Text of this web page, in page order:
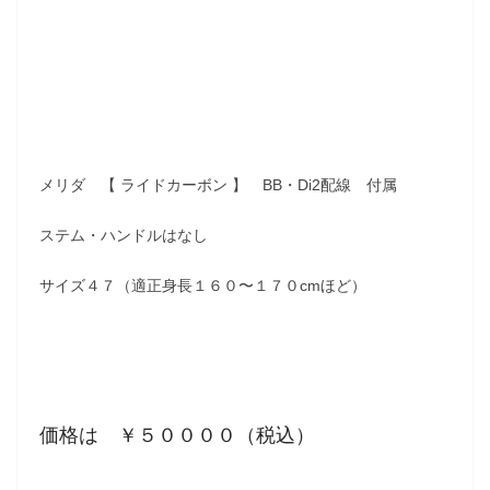
メリダ 【 ライドカーボン 】 BB・Di2配線 付属
ステム・ハンドルはなし
サイズ４７（適正身長１６０〜１７０cmほど）
価格は ￥５００００（税込）